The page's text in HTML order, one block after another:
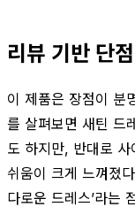
리뷰 기반 단
이 제품은 장점이 분
를 살펴보면 새틴 드
도 하지만, 반대로
쉬움이 크게 느껴졌
다로운 드레스’라는